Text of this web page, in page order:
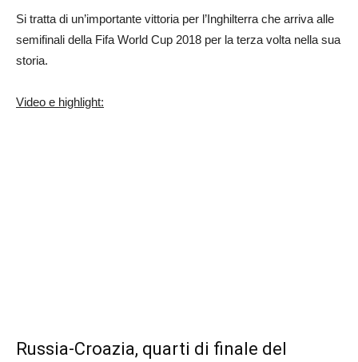
Si tratta di un’importante vittoria per l’Inghilterra che arriva alle
semifinali della Fifa World Cup 2018 per la terza volta nella sua
storia.
Video e highlight:
Russia-Croazia, quarti di finale del